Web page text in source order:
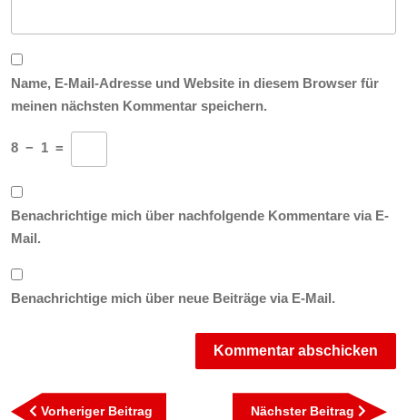
Name, E-Mail-Adresse und Website in diesem Browser für
meinen nächsten Kommentar speichern.
8 − 1 =
Benachrichtige mich über nachfolgende Kommentare via E-
Mail.
Benachrichtige mich über neue Beiträge via E-Mail.
Beitragsnavigation
Vorheriger Beitrag Nächster Beitrag